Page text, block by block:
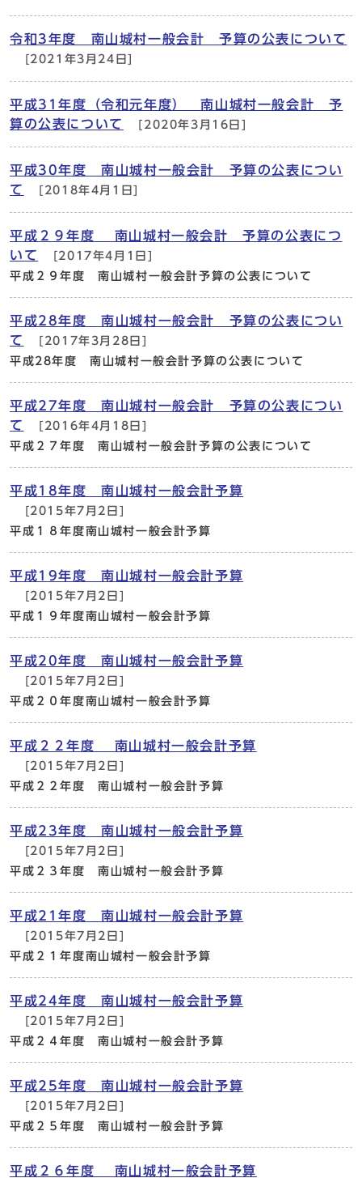
令和3年度 南山城村一般会計 予算の公表について
[2021年3月24日]
平成31年度（令和元年度） 南山城村一般会計 予
算の公表について
[2020年3月16日]
平成30年度 南山城村一般会計 予算の公表につい
て
[2018年4月1日]
平成２９年度 南山城村一般会計 予算の公表につ
いて
[2017年4月1日]
平成２９年度 南山城村一般会計予算の公表について
平成28年度 南山城村一般会計 予算の公表につい
て
[2017年3月28日]
平成28年度 南山城村一般会計予算の公表について
平成27年度 南山城村一般会計 予算の公表につい
て
[2016年4月18日]
平成２７年度 南山城村一般会計予算の公表について
平成18年度 南山城村一般会計予算
[2015年7月2日]
平成１８年度南山城村一般会計予算
平成19年度 南山城村一般会計予算
[2015年7月2日]
平成１９年度南山城村一般会計予算
平成20年度 南山城村一般会計予算
[2015年7月2日]
平成２０年度南山城村一般会計予算
平成２２年度 南山城村一般会計予算
[2015年7月2日]
平成２２年度 南山城村一般会計予算
平成23年度 南山城村一般会計予算
[2015年7月2日]
平成２３年度 南山城村一般会計予算
平成21年度 南山城村一般会計予算
[2015年7月2日]
平成２１年度南山城村一般会計予算
平成24年度 南山城村一般会計予算
[2015年7月2日]
平成２４年度 南山城村一般会計予算
平成25年度 南山城村一般会計予算
[2015年7月2日]
平成２５年度 南山城村一般会計予算
平成２６年度 南山城村一般会計予算